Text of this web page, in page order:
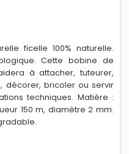
ficelle 100% naturelle.
Cette bobine de
à attacher, tuteurer,
décorer, bricoler ou servir
techniques. Matière :
150 m, diamètre 2 mm.